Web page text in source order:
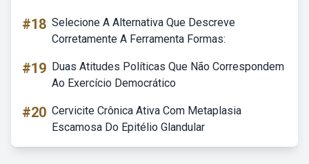
#18 Selecione A Alternativa Que Descreve
Corretamente A Ferramenta Formas:
#19 Duas Atitudes Políticas Que Não Correspondem
Ao Exercício Democrático
#20 Cervicite Crônica Ativa Com Metaplasia
Escamosa Do Epitélio Glandular